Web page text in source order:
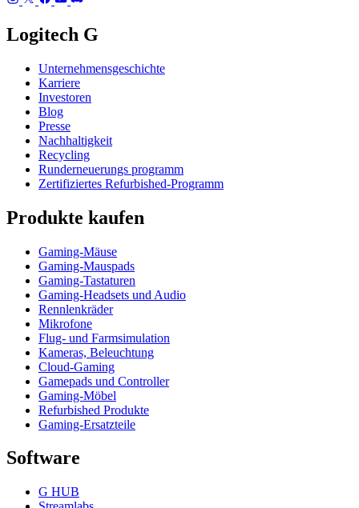
Logitech G
Unternehmensgeschichte
Karriere
Investoren
Blog
Presse
Nachhaltigkeit
Recycling
Runderneuerungs programm
Zertifiziertes Refurbished-Programm
Produkte kaufen
Gaming-Mäuse
Gaming-Mauspads
Gaming-Tastaturen
Gaming-Headsets und Audio
Rennlenkräder
Mikrofone
Flug- und Farmsimulation
Kameras, Beleuchtung
Cloud-Gaming
Gamepads und Controller
Gaming-Möbel
Refurbished Produkte
Gaming-Ersatzteile
Software
G HUB